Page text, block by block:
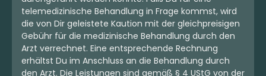
telemedizinische Behandlung in Frage kommst, wird
die von Dir geleistete Kaution mit der gleichpreisigen
Gebühr für die medizinische Behandlung durch den
Arzt verrechnet. Eine entsprechende Rechnung
erhältst Du im Anschluss an die Behandlung durch
den Arzt. Die Leistungen sind gemäß § 4 UStG von der